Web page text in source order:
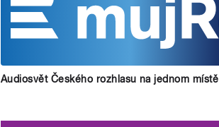
Audiosvět Českého rozhlasu na jednom místě